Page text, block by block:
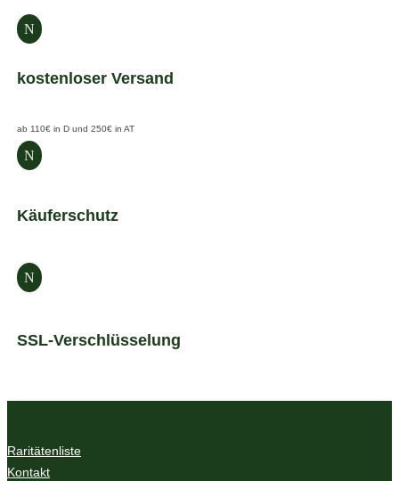
N
kostenloser Versand
ab 110€ in D und 250€ in AT
N
Käuferschutz
N
SSL-Verschlüsselung
Raritätenliste
Kontakt